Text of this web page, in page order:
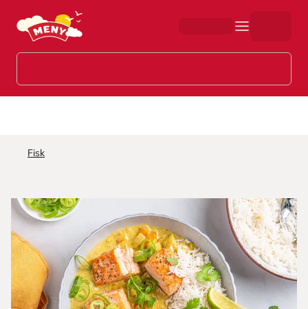
Hopp til hovedinnhold
Fisk